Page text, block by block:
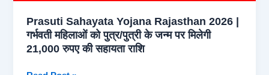
योजना
Prasuti Sahayata Yojana Rajasthan 2026 |
गर्भवती महिलाओं को पुत्र/पुत्री के जन्म पर मिलेगी
21,000 रुपए की सहायता राशि